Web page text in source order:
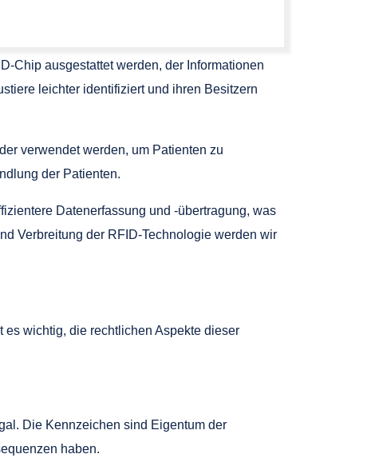
Chip ausgestattet werden, der Informationen
leichter identifiziert und ihren Besitzern
verwendet werden, um Patienten zu
der Patienten.
Datenerfassung und -übertragung, was
Verbreitung der RFID-Technologie werden wir
wichtig, die rechtlichen Aspekte dieser
Die Kennzeichen sind Eigentum der
haben.